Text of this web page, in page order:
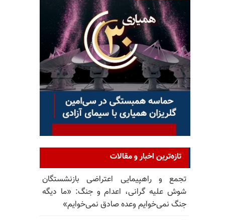
تازه‌ترین اخبار و مقالات
تجمع و راهپیمایی اعتراضی بازنشستگان
شوش علیه گرانی، اعدام و جنگ: «ما دیگه
جنگ نمی‌خوایم وعده صادق نمی‌خوایم»